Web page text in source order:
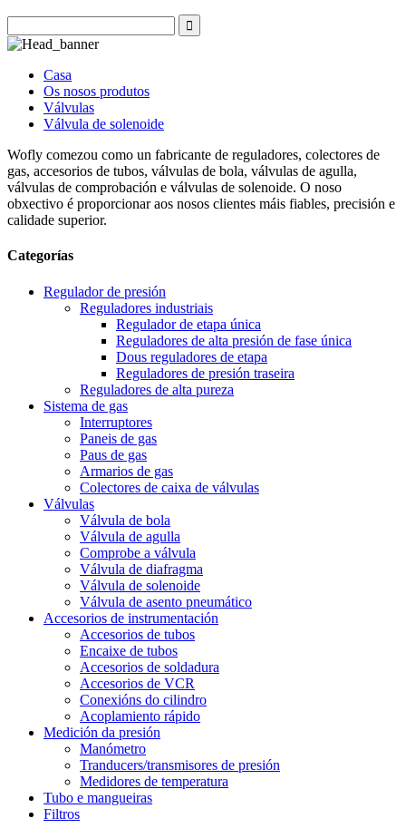
Casa
Os nosos produtos
Válvulas
Válvula de solenoide
Wofly comezou como un fabricante de reguladores, colectores de
gas, accesorios de tubos, válvulas de bola, válvulas de agulla,
válvulas de comprobación e válvulas de solenoide. O noso
obxectivo é proporcionar aos nosos clientes máis fiables, precisión e
calidade superior.
Categorías
Regulador de presión
Reguladores industriais
Regulador de etapa única
Reguladores de alta presión de fase única
Dous reguladores de etapa
Reguladores de presión traseira
Reguladores de alta pureza
Sistema de gas
Interruptores
Paneis de gas
Paus de gas
Armarios de gas
Colectores de caixa de válvulas
Válvulas
Válvula de bola
Válvula de agulla
Comprobe a válvula
Válvula de diafragma
Válvula de solenoide
Válvula de asento pneumático
Accesorios de instrumentación
Accesorios de tubos
Encaixe de tubos
Accesorios de soldadura
Accesorios de VCR
Conexións do cilindro
Acoplamiento rápido
Medición da presión
Manómetro
Tranducers/transmisores de presión
Medidores de temperatura
Tubo e mangueiras
Filtros